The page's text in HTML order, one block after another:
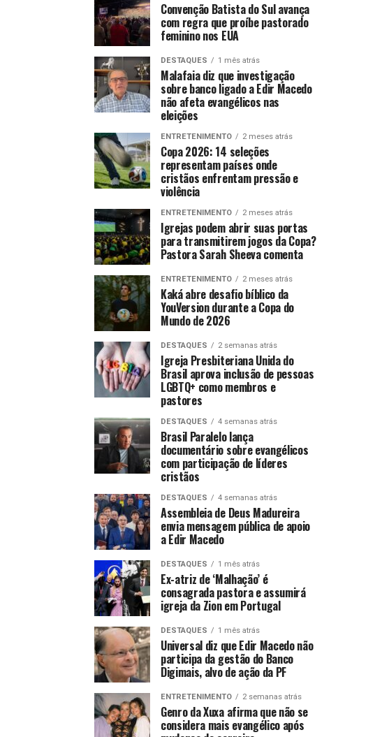
Convenção Batista do Sul avança
com regra que proíbe pastorado
feminino nos EUA
DESTAQUES 1 mês atrás
Malafaia diz que investigação
sobre banco ligado a Edir Macedo
não afeta evangélicos nas
eleições
ENTRETENIMENTO 2 meses atrás
Copa 2026: 14 seleções
representam países onde
cristãos enfrentam pressão e
violência
ENTRETENIMENTO 2 meses atrás
Igrejas podem abrir suas portas
para transmitirem jogos da Copa?
Pastora Sarah Sheeva comenta
ENTRETENIMENTO 2 meses atrás
Kaká abre desafio bíblico da
YouVersion durante a Copa do
Mundo de 2026
DESTAQUES 2 semanas atrás
Igreja Presbiteriana Unida do
Brasil aprova inclusão de pessoas
LGBTQ+ como membros e
pastores
DESTAQUES 4 semanas atrás
Brasil Paralelo lança
documentário sobre evangélicos
com participação de líderes
cristãos
DESTAQUES 4 semanas atrás
Assembleia de Deus Madureira
envia mensagem pública de apoio
a Edir Macedo
DESTAQUES 1 mês atrás
Ex-atriz de ‘Malhação’ é
consagrada pastora e assumirá
igreja da Zion em Portugal
DESTAQUES 1 mês atrás
Universal diz que Edir Macedo não
participa da gestão do Banco
Digimais, alvo de ação da PF
ENTRETENIMENTO 2 semanas atrás
Genro da Xuxa afirma que não se
considera mais evangélico após